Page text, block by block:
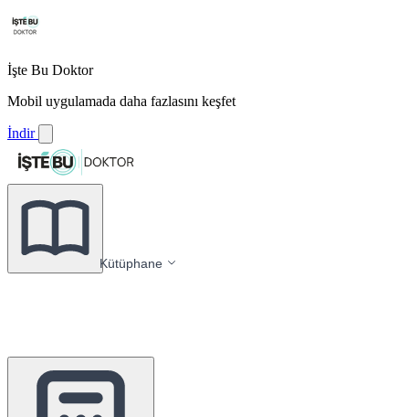
İşte Bu Doktor
Mobil uygulamada daha fazlasını keşfet
İndir
Kütüphane